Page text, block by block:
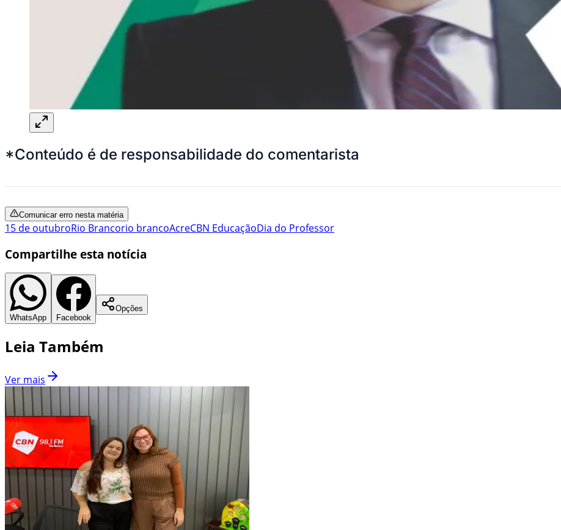
*Conteúdo é de responsabilidade do comentarista
Comunicar erro nesta matéria
15 de outubroRio Brancorio brancoAcreCBN EducaçãoDia do Professor
Compartilhe esta notícia
WhatsApp Facebook
Opções
Leia Também
Ver mais